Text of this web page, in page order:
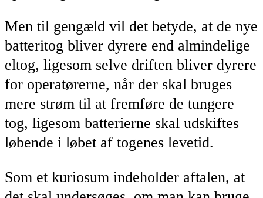
Men til gengæld vil det betyde, at de nye
batteritog bliver dyrere end almindelige
eltog, ligesom selve driften bliver dyrere
for operatørerne, når der skal bruges
mere strøm til at fremføre de tungere
tog, ligesom batterierne skal udskiftes
løbende i løbet af togenes levetid.
Som et kuriosum indeholder aftalen, at